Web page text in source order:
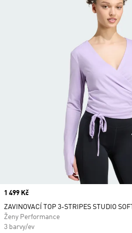
Price
1 499 Kč
ZAVINOVACÍ TOP 3-STRIPES STUDIO
Ženy Performance
3 barvy/ev